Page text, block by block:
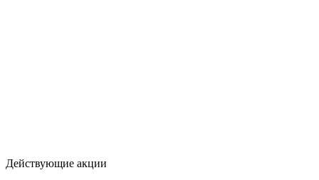
Действующие акции